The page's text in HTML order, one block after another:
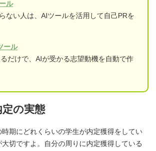
ル
ない人は、AIツールを活用して自己PRを
ール
だけで、AIが受かる志望動機を自動で作
の実態
時期にどれくらいの学生が内定獲得をしてい
切ですよ。自分の周りに内定獲得している